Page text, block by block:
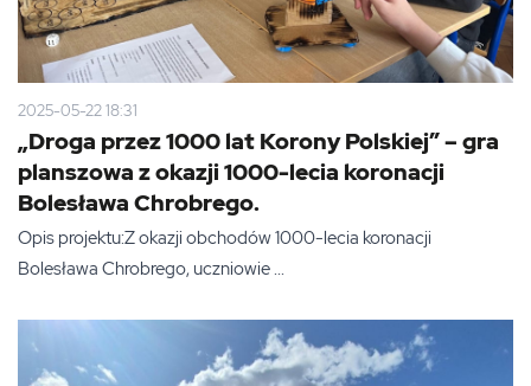
2025-05-22 18:31
„Droga przez 1000 lat Korony Polskiej” – gra
planszowa z okazji 1000-lecia koronacji
Bolesława Chrobrego.
Opis projektu:Z okazji obchodów 1000-lecia koronacji
Bolesława Chrobrego, uczniowie ...